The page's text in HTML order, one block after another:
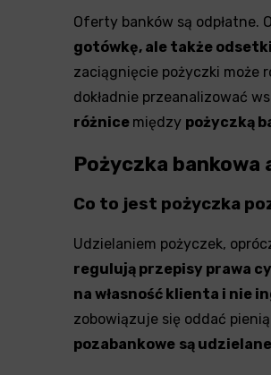
Oferty banków są odpłatne.
gotówkę, ale także
zaciągnięcie pożyczki może
dokładnie przeanalizować
różnice między pożyczką
Pożyczka bankowa
Co to jest pożyczka
Udzielaniem pożyczek,
regulują przepisy prawa
na własność klienta i nie
zobowiązuje się oddać
pozabankowe są